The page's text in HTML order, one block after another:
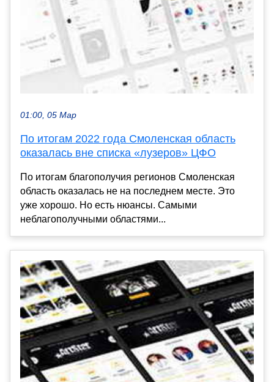
01:00, 05 Мар
По итогам 2022 года Смоленская область
оказалась вне списка «лузеров» ЦФО
По итогам благополучия регионов Смоленская
область оказалась не на последнем месте. Это
уже хорошо. Но есть нюансы. Самыми
неблагополучными областями...